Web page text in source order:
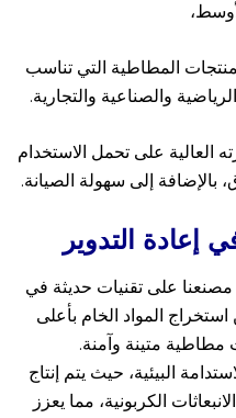
المطاطية التي تناسب
والصناعية والتجارية.
العالية على تحمل الاستخدام
بالإضافة إلى سهولة الصيانة.
إعادة التدوير
مصنعنا على تقنيات حديثة في
استخراج المواد الخام بأعلى
مطاطية متينة وآمنة.
البيئية، حيث يتم إنتاج
الكربونية، مما يعزز